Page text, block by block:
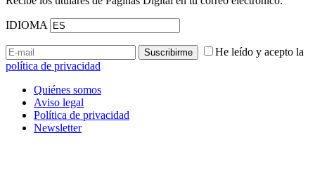
IDIOMA
He leído y acepto la
política de privacidad
Quiénes somos
Aviso legal
Política de privacidad
Newsletter